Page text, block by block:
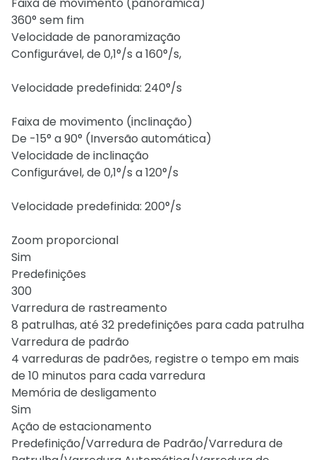
360° sem fim
Velocidade de panoramização
Configurável, de 0,1°/s a 160°/s,
Velocidade predefinida: 240°/s
Faixa de movimento (inclinação)
De -15° a 90° (Inversão automática)
Velocidade de inclinação
Configurável, de 0,1°/s a 120°/s
Velocidade predefinida: 200°/s
Zoom proporcional
Sim
Predefinições
300
Varredura de rastreamento
8 patrulhas, até 32 predefinições para cada patrulha
Varredura de padrão
4 varreduras de padrões, registre o tempo em mais
de 10 minutos para cada varredura
Memória de desligamento
Sim
Ação de estacionamento
Predefinição/Varredura de Padrão/Varredura de